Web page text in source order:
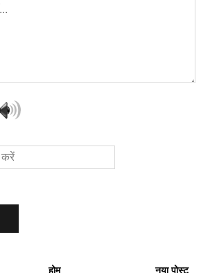
होम नया पोस्ट